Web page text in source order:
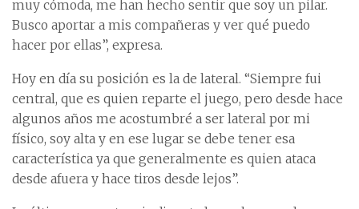
muy cómoda, me han hecho sentir que soy un pilar.
Busco aportar a mis compañeras y ver qué puedo
hacer por ellas”, expresa.
Hoy en día su posición es la de lateral. “Siempre fui
central, que es quien reparte el juego, pero desde hace
algunos años me acostumbré a ser lateral por mi
físico, soy alta y en ese lugar se debe tener esa
característica ya que generalmente es quien ataca
desde afuera y hace tiros desde lejos”.